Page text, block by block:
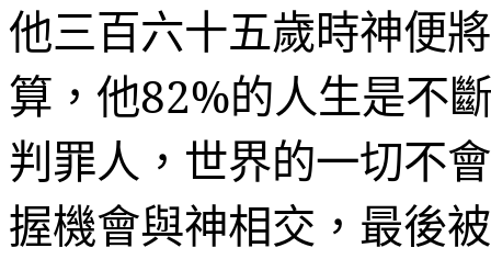
他三百六十五歲時神便
算，他82%的人生是不
判罪人，世界的一切不
握機會與神相交，最後